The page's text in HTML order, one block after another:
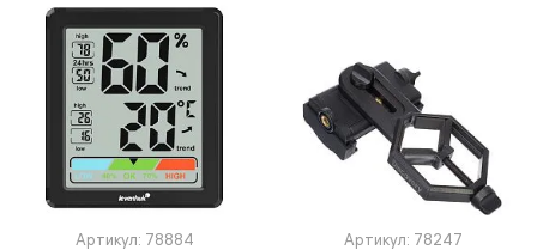
Артикул: 78884 Артикул: 78247